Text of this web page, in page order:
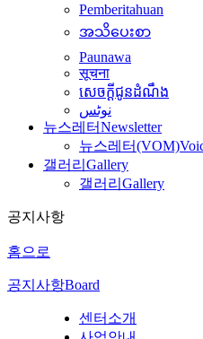
Pemberitahuan
အသိပေးစာ
Paunawa
सूचना
សេចក្តីជូនដំណឹង
نوٹس
뉴스레터Newsletter
뉴스레터(VOM)
갤러리 Gallery
갤러리 Gallery
공지사항
홈으로
공지사항Board
센터소개